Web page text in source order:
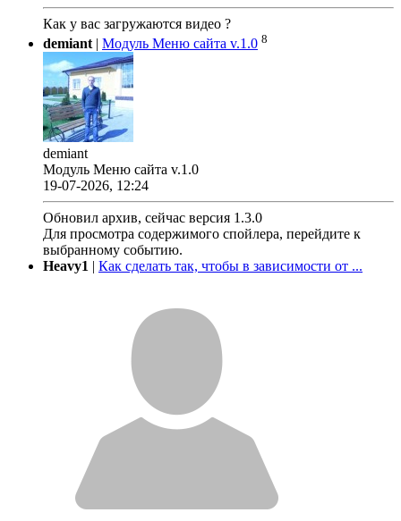
Как у вас загружаются видео ?
demiant | Модуль Меню сайта v.1.0 8
demiant
Модуль Меню сайта v.1.0
19-07-2026, 12:24
Обновил архив, сейчас версия 1.3.0
Для просмотра содержимого спойлера, перейдите к
выбранному событию.
Heavy1 | Как сделать так, чтобы в зависимости от ...